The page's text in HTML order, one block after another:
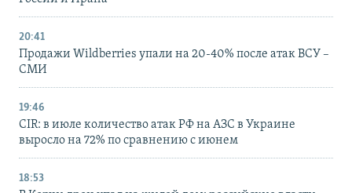
20:41
Продажи Wildberries упали на 20-40% после атак ВСУ –
СМИ
19:46
CIR: в июле количество атак РФ на АЗС в Украине
выросло на 72% по сравнению с июнем
18:53